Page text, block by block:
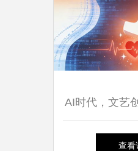
AI时代，文艺
的温度 文化
查看